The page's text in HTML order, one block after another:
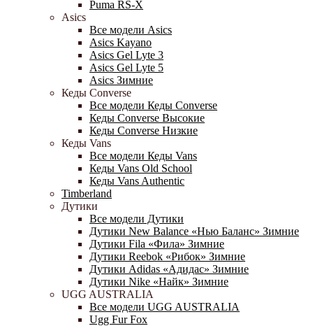
Puma RS-X
Asics
Все модели Asics
Asics Kayano
Asics Gel Lyte 3
Asics Gel Lyte 5
Asics Зимние
Кеды Converse
Все модели Кеды Converse
Кеды Converse Высокие
Кеды Converse Низкие
Кеды Vans
Все модели Кеды Vans
Кеды Vans Old School
Кеды Vans Authentic
Timberland
Дутики
Все модели Дутики
Дутики New Balance «Нью Баланс» Зимние
Дутики Fila «Фила» Зимние
Дутики Reebok «Рибок» Зимние
Дутики Adidas «Адидас» Зимние
Дутики Nike «Найк» Зимние
UGG AUSTRALIA
Все модели UGG AUSTRALIA
Ugg Fur Fox